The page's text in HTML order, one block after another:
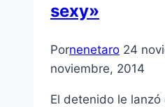
sexy»
Pornenetaro 24
noviembre, 2014
El detenido le